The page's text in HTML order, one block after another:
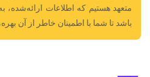
متعهد هستیم که اطلاعات ارائه‌شده،
باشد تا شما با اطمینان خاطر از آن